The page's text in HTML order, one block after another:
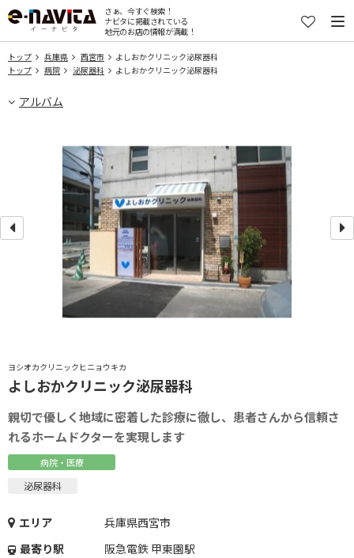
さぁ、今すぐ検索！
ナビタに掲載されている
地元のお店の情報が満載！
トップ 兵庫県 西宮市
よしおかクリニック泌尿器科
トップ
病院 泌尿器科 よしおかクリニック泌尿器科
アルバム
ヨシオカクリニックヒニョウキカ
よしおかクリニック泌尿器科
親切で優しく地域に密着した診療に徹し、患者さんから信頼さ
れるホームドクターを実現します
病院・医療
泌尿器科
エリア
兵庫県西宮市
最寄り駅
阪急電鉄 甲東園駅